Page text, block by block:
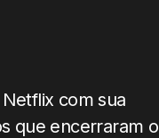
com sua
que encerraram o